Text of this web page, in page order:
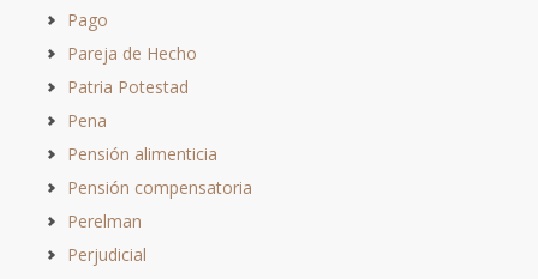
Pago
Pareja de Hecho
Patria Potestad
Pena
Pensión alimenticia
Pensión compensatoria
Perelman
Perjudicial